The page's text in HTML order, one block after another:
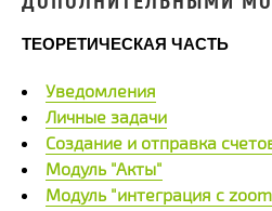
ТЕОРЕТИЧЕСКАЯ ЧАСТЬ
Уведомления
Личные задачи
Создание и отправка
Модуль "Акты"
Модуль "интеграция с